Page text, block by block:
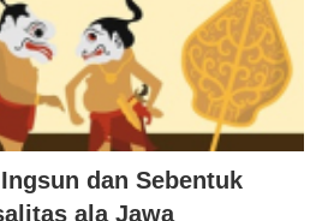
dan Sebentuk
ala Jawa